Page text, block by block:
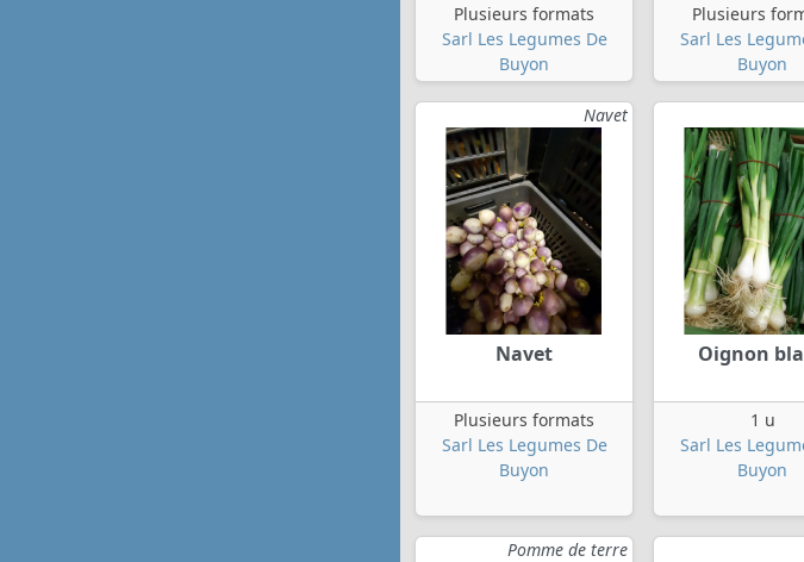
Plusieurs formats
Sarl Les Legumes De
Buyon
Plusieurs
Sarl Les
Buyon
Navet
Navet
Plusieurs formats
Sarl Les Legumes De
Buyon
Oignon
1 u
Sarl Les
Buyon
Pomme de terre